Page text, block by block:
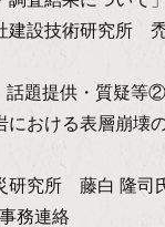
建設技術研究所
題提供・質疑等②
おける表層崩壊
研究所 藤白 隆司
務連絡